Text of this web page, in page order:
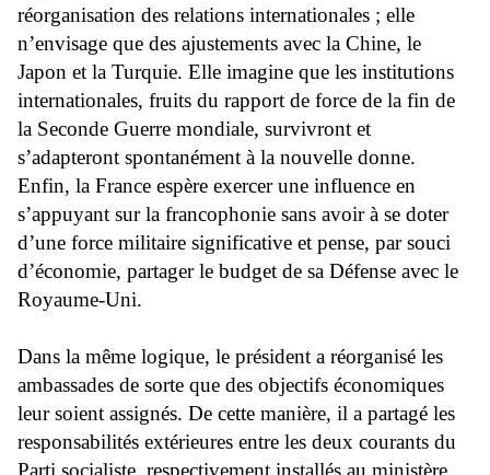
réorganisation des relations internationales ; elle
n’envisage que des ajustements avec la Chine, le
Japon et la Turquie. Elle imagine que les institutions
internationales, fruits du rapport de force de la fin de
la Seconde Guerre mondiale, survivront et
s’adapteront spontanément à la nouvelle donne.
Enfin, la France espère exercer une influence en
s’appuyant sur la francophonie sans avoir à se doter
d’une force militaire significative et pense, par souci
d’économie, partager le budget de sa Défense avec le
Royaume-Uni.
Dans la même logique, le président a réorganisé les
ambassades de sorte que des objectifs économiques
leur soient assignés. De cette manière, il a partagé les
responsabilités extérieures entre les deux courants du
Parti socialiste, respectivement installés au ministère